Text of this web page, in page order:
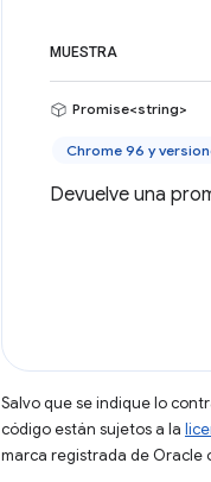
MUESTRA
Promise<string>
Chrome 96 y
Devuelve una
Salvo que se indique lo
código están sujetos a la
marca registrada de Oracle